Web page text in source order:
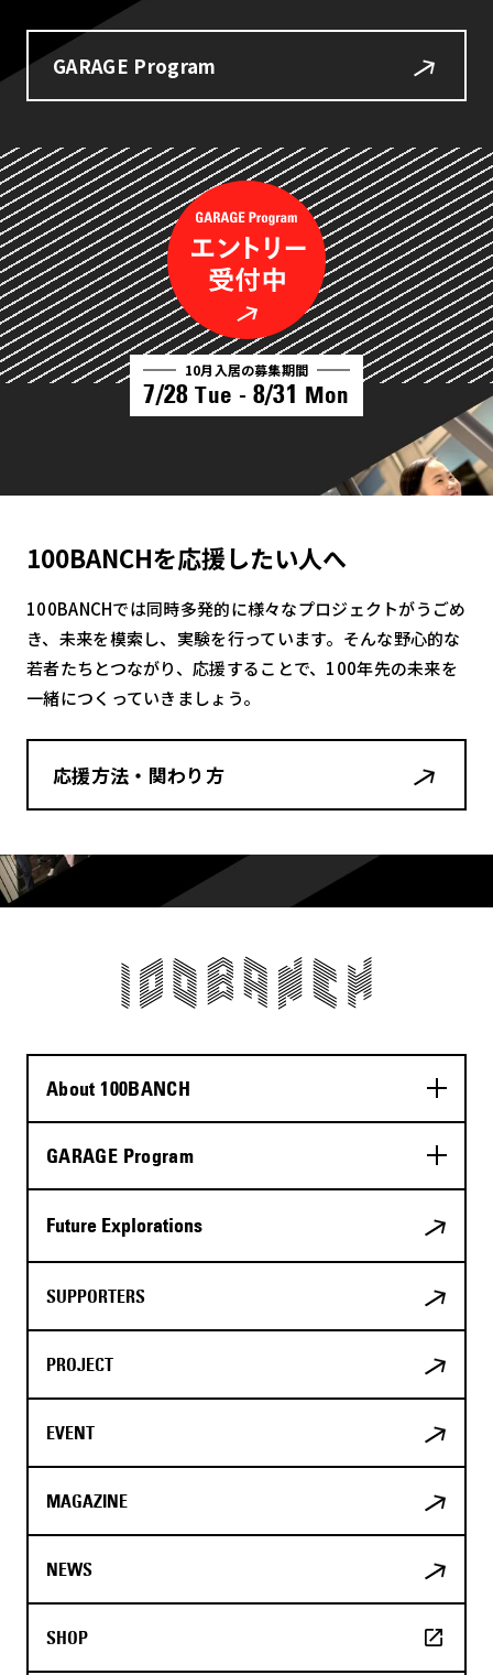
GARAGE Program
10月入居の募集期間
7/28 Tue - 8/31 Mon
100BANCHを応援したい人へ
100BANCHでは同時多発的に様々なプロジェクトがうごめ
き、未来を模索し、実験を行っています。そんな野心的な
若者たちとつながり、応援することで、100年先の未来を
一緒につくっていきましょう。
応援方法・関わり方
About 100BANCH
GARAGE Program
Future Explorations
SUPPORTERS
PROJECT
EVENT
MAGAZINE
NEWS
SHOP